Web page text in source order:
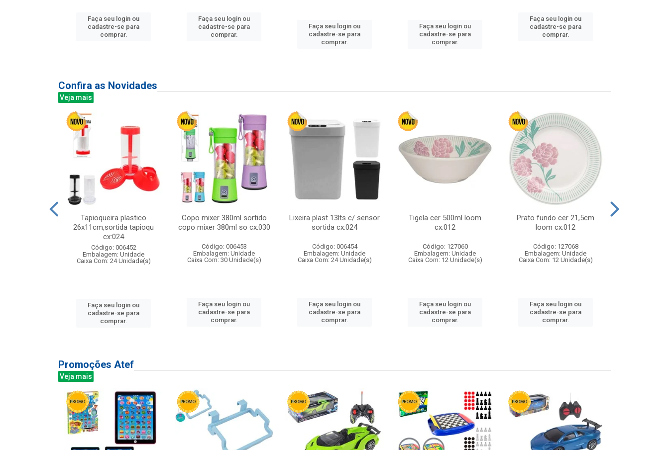
Faça seu login ou
cadastre-se para
comprar.
Faça seu login ou
cadastre-se para
comprar.
Faça seu login ou
cadastre-se para
comprar.
Faça seu login ou
cadastre-se para
comprar.
Faça seu login ou
cadastre-se para
comprar.
Confira as Novidades
Veja mais
Tapioqueira plastico
26x11cm,sortida tapioqu
cx:024
Código: 006452
Embalagem: Unidade
Caixa Com: 24 Unidade(s)
Faça seu login ou
cadastre-se para
comprar.
Copo mixer 380ml sortido
copo mixer 380ml so cx:030
Código: 006453
Embalagem: Unidade
Caixa Com: 30 Unidade(s)
Faça seu login ou
cadastre-se para
comprar.
Lixeira plast 13lts c/ sensor
sortida cx:024
Código: 006454
Embalagem: Unidade
Caixa Com: 24 Unidade(s)
Faça seu login ou
cadastre-se para
comprar.
Tigela cer 500ml loom
cx:012
Código: 127060
Embalagem: Unidade
Caixa Com: 12 Unidade(s)
Faça seu login ou
cadastre-se para
comprar.
Prato fundo cer 21,5cm
loom cx:012
Código: 127068
Embalagem: Unidade
Caixa Com: 12 Unidade(s)
Faça seu login ou
cadastre-se para
comprar.
Promoções Atef
Veja mais